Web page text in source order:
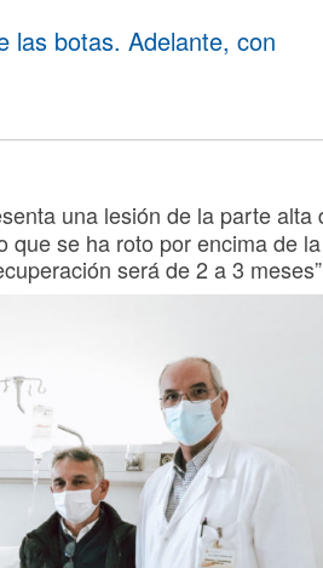
las botas. Adelante, con
una lesión de la parte alta
se ha roto por encima de
será de 2 a 3